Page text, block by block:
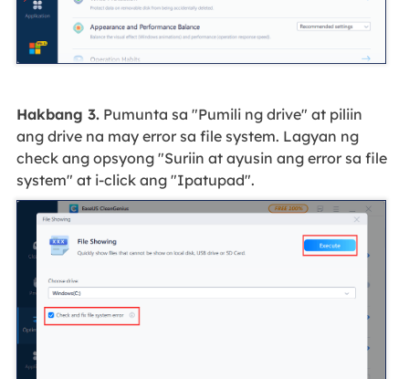
Hakbang 3.Pumunta sa "Pumili ng drive" at piliin
ang drive na may error sa file system. Lagyan ng
check ang opsyong "Suriin at ayusin ang error sa file
system" at i-click ang "Ipatupad".